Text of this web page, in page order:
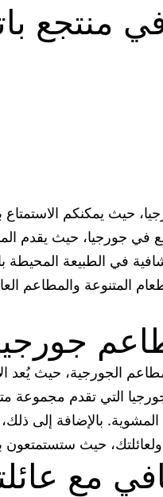
في منتجع
حيث يمكنكم الاستمتاع
في جورجيا، حيث
في الطبيعة
المتنوعة والمطاعم
الجورجية، حيث
التي تقدم مجموعة
بالإضافة إلى
حيث ستستمتعون
مع